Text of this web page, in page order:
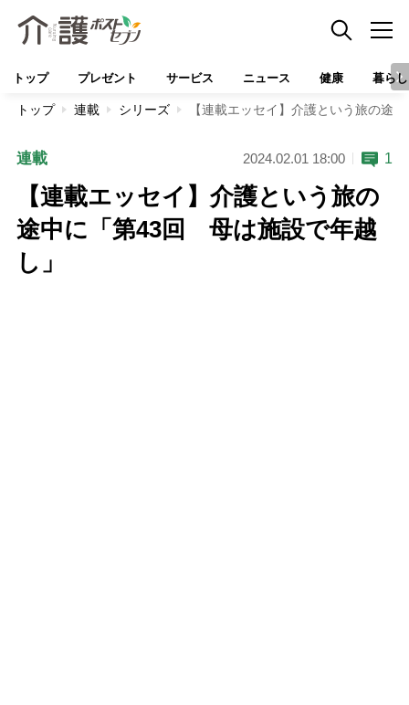
トップ プレゼント サービス ニュース 健康 暮らし
トップ 連載 シリーズ 【連載エッセイ】介護という旅の途
連載 2024.02.01 18:00 1
【連載エッセイ】介護という旅の
途中に「第43回 母は施設で年越
し」